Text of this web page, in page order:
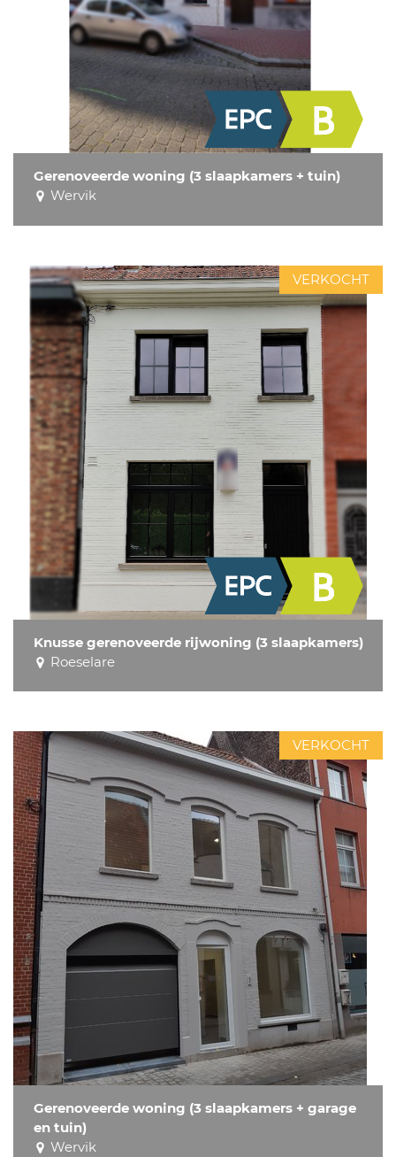
Gerenoveerde woning (3 slaapkamers + tuin)
Wervik
Knusse gerenoveerde rijwoning (3 slaapkamers)
Roeselare
VERKOCHT
Gerenoveerde woning (3 slaapkamers + garage
en tuin)
Wervik
VERKOCHT